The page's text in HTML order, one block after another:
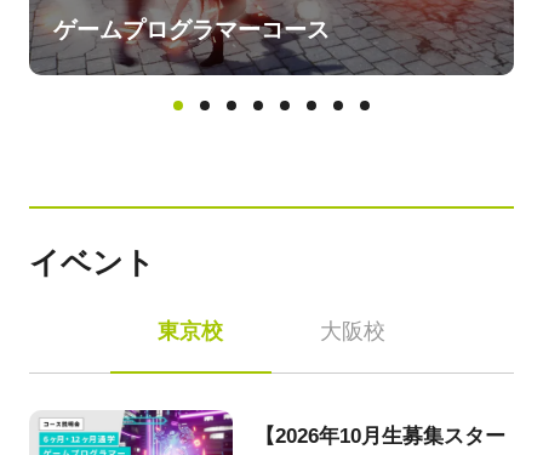
ゲームプログラマーコース
イベント
東京校 大阪校
【2026年10月生募集スター